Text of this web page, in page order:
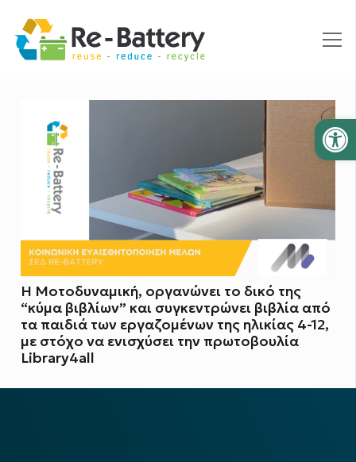
Η Μοτοδυναμική, οργανώνει το δικό της
“κύμα βιβλίων” και συγκεντρώνει βιβλία από
τα παιδιά των εργαζομένων της ηλικίας 4-12,
με στόχο να ενισχύσει την πρωτοβουλία
Library4all